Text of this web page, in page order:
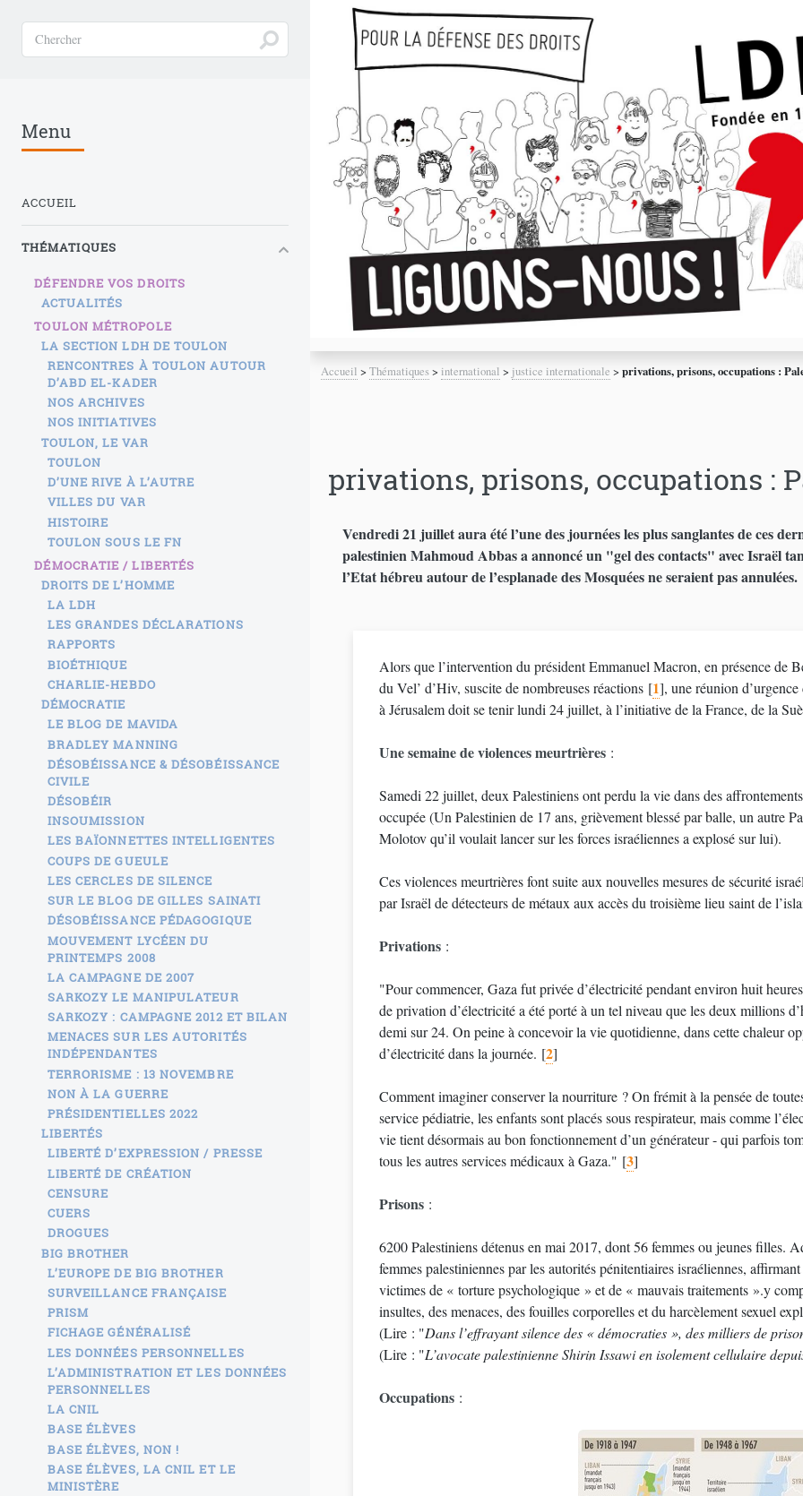
Accueil >Thématiques> international > justice internationale >privations, prisons, occupations :
privations, prisons, occupations :
Vendredi 21 juillet aura été l’une des journées les plus sanglantes de ces
palestinien Mahmoud Abbas a annoncé un "gel des contacts" avec Israël
l’Etat hébreu autour de l’esplanade des Mosquées ne seraient pas annulées.
Alors que l’intervention du président Emmanuel Macron, en présence de
du Vel’ d’Hiv, suscite de nombreuses réactions [1], une réunion
à Jérusalem doit se tenir lundi 24 juillet, à l’initiative de la France, de la
Une semaine de violences meurtrières :
Samedi 22 juillet, deux Palestiniens ont perdu la vie dans des
occupée (Un Palestinien de 17 ans, grièvement blessé par balle, un autre
Molotov qu’il voulait lancer sur les forces israéliennes a explosé sur lui).
Ces violences meurtrières font suite aux nouvelles mesures de sécurité israéliennes à l’entrée de l’esplanade des Mosquées (installation
par Israël de détecteurs de métaux aux accès du troisième lieu saint de
Privations :
"Pour commencer, Gaza fut privée d’électricité pendant environ huit
de privation d’électricité a été porté à un tel niveau que les deux millions
demi sur 24. On peine à concevoir la vie quotidienne, dans cette chaleur
d’électricité dans la journée. [2]
Comment imaginer conserver la nourriture ? On frémit à la pensée de
service pédiatrie, les enfants sont placés sous respirateur, mais comme
vie tient désormais au bon fonctionnement d’un générateur - qui parfois
tous les autres services médicaux à Gaza." [3]
Prisons :
6200 Palestiniens détenus en mai 2017, dont 56 femmes ou jeunes filles.
femmes palestiniennes par les autorités pénitentiaires israéliennes,
victimes de « torture psychologique » et de « mauvais traitements ».y
insultes, des menaces, des fouilles corporelles et du harcèlement sexuel
(Lire : "Dans l’effrayant silence des « démocraties », des milliers de
(Lire : "L’avocate palestinienne Shirin Issawi en isolement cellulaire
Occupations :
Menu
ACCUEIL
THÉMATIQUES
DÉFENDRE VOS DROITS
ACTUALITÉS
TOULON MÉTROPOLE
LA SECTION LDH DE TOULON
RENCONTRES À TOULON AUTOUR
D’ABD EL-KADER
NOS ARCHIVES
NOS INITIATIVES
TOULON, LE VAR
TOULON
D’UNE RIVE À L’AUTRE
VILLES DU VAR
HISTOIRE
TOULON SOUS LE FN
DÉMOCRATIE / LIBERTÉS
DROITS DE L’HOMME
LA LDH
LES GRANDES DÉCLARATIONS
RAPPORTS
BIOÉTHIQUE
CHARLIE-HEBDO
DÉMOCRATIE
LE BLOG DE MAVIDA
BRADLEY MANNING
DÉSOBÉISSANCE & DÉSOBÉISSANCE
CIVILE
DÉSOBÉIR
INSOUMISSION
LES BAÏONNETTES INTELLIGENTES
COUPS DE GUEULE
LES CERCLES DE SILENCE
SUR LE BLOG DE GILLES SAINATI
DÉSOBÉISSANCE PÉDAGOGIQUE
MOUVEMENT LYCÉEN DU
PRINTEMPS 2008
LA CAMPAGNE DE 2007
SARKOZY LE MANIPULATEUR
SARKOZY : CAMPAGNE 2012 ET BILAN
MENACES SUR LES AUTORITÉS
INDÉPENDANTES
TERRORISME : 13 NOVEMBRE
NON À LA GUERRE
PRÉSIDENTIELLES 2022
LIBERTÉS
LIBERTÉ D’EXPRESSION / PRESSE
LIBERTÉ DE CRÉATION
CENSURE
CUERS
DROGUES
BIG BROTHER
L’EUROPE DE BIG BROTHER
SURVEILLANCE FRANÇAISE
PRISM
FICHAGE GÉNÉRALISÉ
LES DONNÉES PERSONNELLES
L’ADMINISTRATION ET LES DONNÉES
PERSONNELLES
LA CNIL
BASE ÉLÈVES
BASE ÉLÈVES, NON !
BASE ÉLÈVES, LA CNIL ET LE
MINISTÈRE